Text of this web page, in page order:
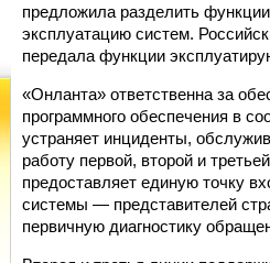
предложила разделить
эксплуатацию систем.
передала функции
«Онланта» ответственна за
программного обеспечения в
устраняет инциденты,
работу первой, второй и
предоставляет единую точку
системы — представителей
первичную диагностику